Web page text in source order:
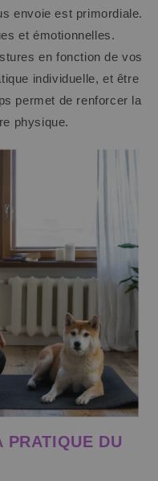
envoie est primordiale.
et émotionnelles.
en fonction de vos
individuelle, et être
permet de renforcer la
physique.
PRATIQUE DU